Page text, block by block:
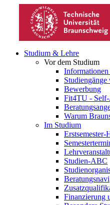
Studium & Lehre
Vor dem Studium
Informationen
Bewerbung
Fit4TU - Self-
Warum
Im Studium
Erstsemester-
Studien-ABC
Beratungsnavi
Finanzierung